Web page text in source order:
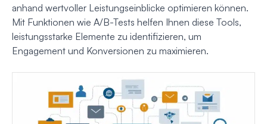
anhand wertvoller Leistungseinblicke optimieren können.
Mit Funktionen wie A/B-Tests helfen Ihnen diese Tools,
leistungsstarke Elemente zu identifizieren, um
Engagement und Konversionen zu maximieren.